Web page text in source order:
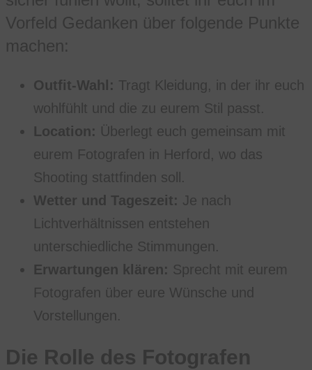
Vorfeld Gedanken über folgende Punkte
machen:
Outfit-Wahl: Tragt Kleidung, in der ihr euch
wohlfühlt und die zu eurem Stil passt.
Location: Überlegt euch gemeinsam mit
eurem Fotografen in Herford, wo das
Shooting stattfinden soll.
Wetter und Tageszeit: Je nach
Lichtverhältnissen entstehen
unterschiedliche Stimmungen.
Erwartungen klären: Sprecht mit eurem
Fotografen über eure Wünsche und
Vorstellungen.
Die Rolle des Fotografen